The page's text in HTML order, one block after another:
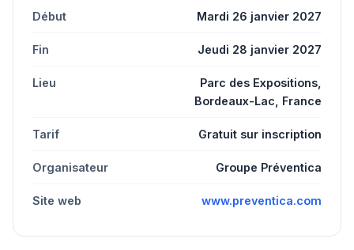
Début Mardi 26 janvier 2027
Fin Jeudi 28 janvier 2027
Lieu
Parc des Expositions,
Bordeaux-Lac, France
Tarif Gratuit sur inscription
Organisateur Groupe Préventica
Site web www.preventica.com